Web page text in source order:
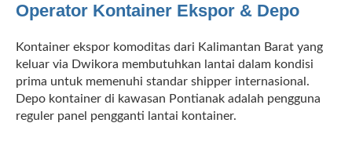
Operator Kontainer Ekspor & Depo
Kontainer ekspor komoditas dari Kalimantan Barat yang
keluar via Dwikora membutuhkan lantai dalam kondisi
prima untuk memenuhi standar shipper internasional.
Depo kontainer di kawasan Pontianak adalah pengguna
reguler panel pengganti lantai kontainer.